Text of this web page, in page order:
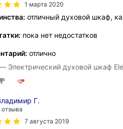
1 марта 2020
отличный духовой шкаф,
пока нет недостатков
отлично
Электрический духовой шкаф
Г.
отзыва
7 августа 2019